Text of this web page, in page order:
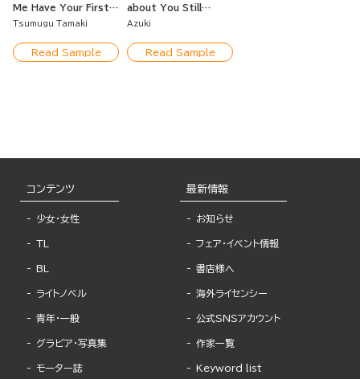
Me Have Your First
Time
Tsumugu Tamaki
Read Sample
about You Still
Makes Me So Big...-A
with an XL-Size Elite
Investigator-
Azuki
Read Sample
コンテンツ
少女・女性
TL
BL
ライトノベル
青年・一般
グラビア・写真集
モーター誌
最新情報
お知らせ
フェア・イベント情報
書店様へ
海外ライセンシー
公式SNSアカウント
作家一覧
Keyword list